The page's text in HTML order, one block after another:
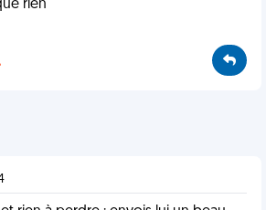
rien